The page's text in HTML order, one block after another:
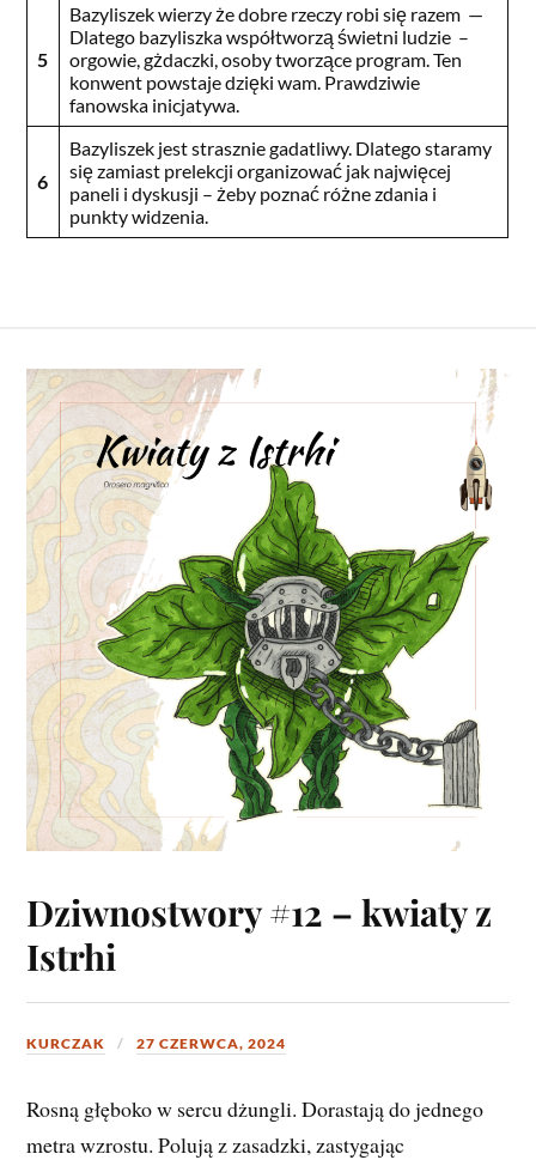
5
Bazyliszek wierzy że dobre rzeczy robi się razem —
Dlatego bazyliszka współtworzą świetni ludzie –
orgowie, gżdaczki, osoby tworzące program. Ten
konwent powstaje dzięki wam. Prawdziwie
fanowska inicjatywa.
6
Bazyliszek jest strasznie gadatliwy. Dlatego staramy
się zamiast prelekcji organizować jak najwięcej
paneli i dyskusji – żeby poznać różne zdania i
punkty widzenia.
Dziwnostwory #12 – kwiaty z
Istrhi
KURCZAK 27 CZERWCA, 2024
Rosną głęboko w sercu dżungli. Dorastają do jednego
metra wzrostu. Polują z zasadzki, zastygając